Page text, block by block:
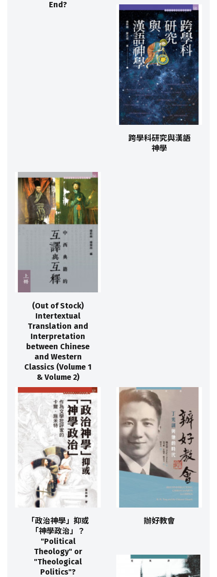
End?
跨學科研究與漢語
神學
(Out of Stock)
Intertextual
Translation and
Interpretation
between Chinese
and Western
Classics (Volume 1
& Volume 2)
「政治神學」抑或
「神學政治」？
"Political
Theology" or
"Theological
Politics"?
辦好教會